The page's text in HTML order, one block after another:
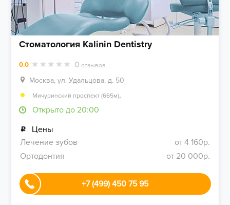
Стоматология Kalinin Dentistry
0.0 0 отзывов
Москва, ул. Удальцова, д. 50
Мичуринский проспект (665м),
Открыто до 20:00
Цены
Лечение зубов
от 4 160р.
Ортодонтия
от 20 000р.
+7 (499) 450 75 95